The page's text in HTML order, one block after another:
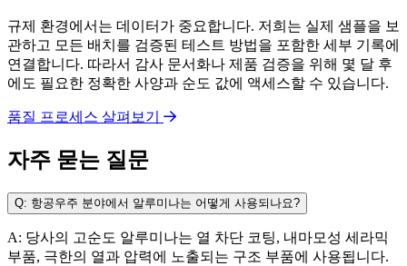
규제 환경에서는 데이터가 중요합니다. 저희는 실제 샘플을 보
관하고 모든 배치를 검증된 테스트 방법을 포함한 세부 기록에
연결합니다. 따라서 감사 문서화나 제품 검증을 위해 몇 달 후
에도 필요한 정확한 사양과 순도 값에 액세스할 수 있습니다.
품질 프로세스 살펴보기
자주 묻는 질문
Q: 항공우주 분야에서 알루미나는 어떻게 사용되나요?
A: 당사의 고순도 알루미나는 열 차단 코팅, 내마모성 세라믹
부품, 극한의 열과 압력에 노출되는 구조 부품에 사용됩니다.